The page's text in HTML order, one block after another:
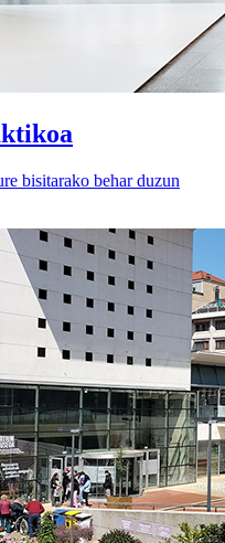
bisitarako behar duzun